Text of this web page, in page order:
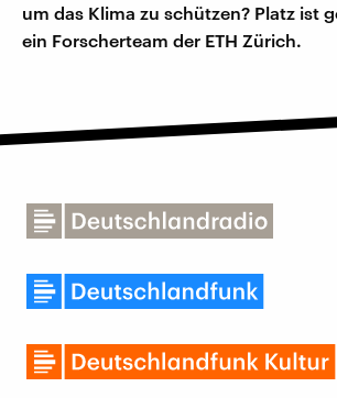
um das Klima zu schützen? Platz ist
ein Forscherteam der ETH Zürich.